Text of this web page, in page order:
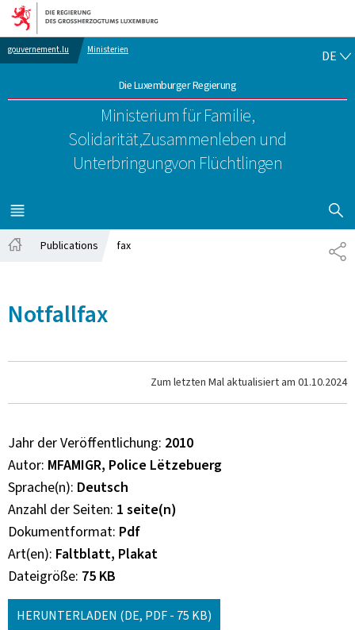
Zur Hauptnavigation
Zum Inhalt
gouvernement.lu Ministerien
Die Luxemburger Regierung
Ministerium für Familie,
Solidarität,Zusammenleben und
Unterbringungvon Flüchtlingen
DE
MENÜ
HAUPT-
Publications fax
Notfallfax
Zum letzten Mal aktualisiert am 01.10.2024
Jahr der Veröffentlichung 2010
Autor MFAMIGR, Police Lëtzebuerg
Sprache(n) Deutsch
Anzahl der Seiten 1 seite(n)
Dokumentformat Pdf
Art(en) Faltblatt, Plakat
Dateigröße 75 KB
HERUNTERLADEN (DE, PDF - 75 KB)